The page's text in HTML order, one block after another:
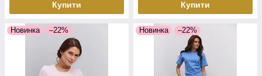
Купити Купити
Новинка –22% Новинка –22%